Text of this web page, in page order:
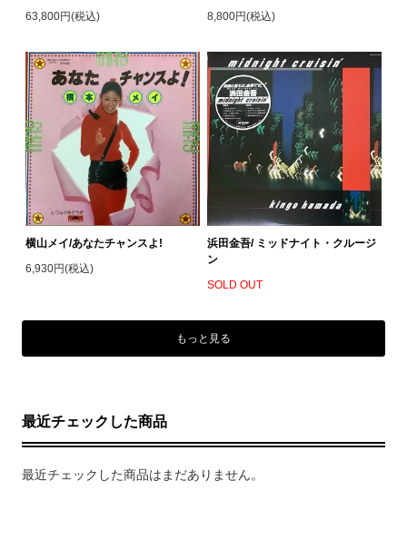
63,800円(税込) 8,800円(税込)
横山メイ/あなたチャンスよ!
6,930円(税込)
浜田金吾/ ミッドナイト・クルージ
ン
SOLD OUT
もっと見る
最近チェックした商品
最近チェックした商品はまだありません。